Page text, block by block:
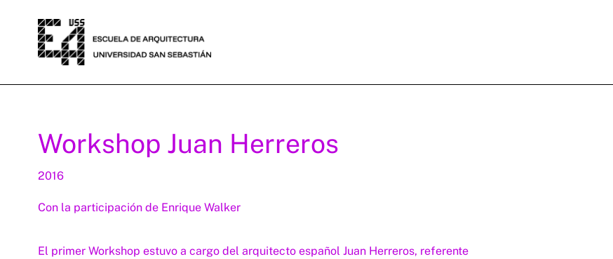
Workshop Juan Herreros
2016
Con la participación de Enrique Walker
El primer Workshop estuvo a cargo del arquitecto español Juan Herreros, referente